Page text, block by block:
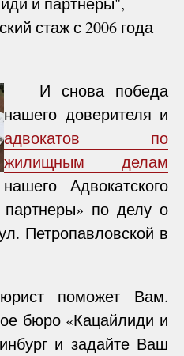
стаж с 2006 года
И снова победа
нашего доверителя и
адвокатов по
жилищным делам
нашего Адвокатского
по делу о
Петропавловской в
поможет Вам.
бюро «Кацайлиди и
и задайте Ваш